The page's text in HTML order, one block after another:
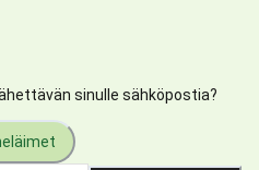
sinulle sähköpostia?